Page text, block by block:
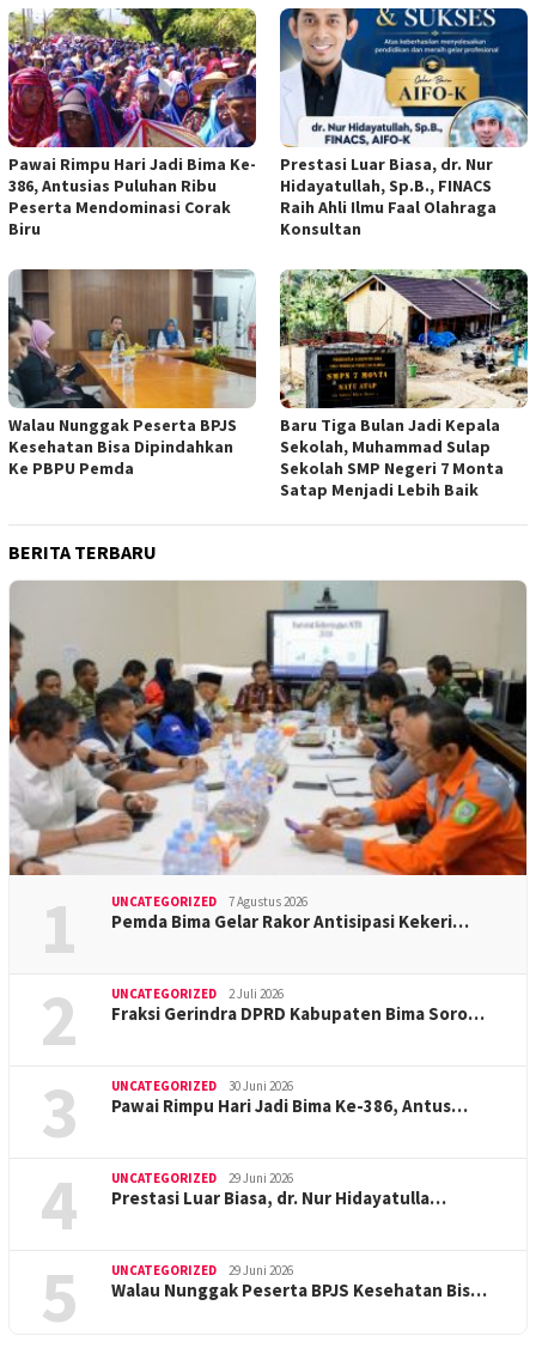
Pawai Rimpu Hari Jadi Bima Ke-
386, Antusias Puluhan Ribu
Peserta Mendominasi Corak
Biru
Prestasi Luar Biasa, dr. Nur
Hidayatullah, Sp.B., FINACS
Raih Ahli Ilmu Faal Olahraga
Konsultan
Walau Nunggak Peserta BPJS
Kesehatan Bisa Dipindahkan
Ke PBPU Pemda
Baru Tiga Bulan Jadi Kepala
Sekolah, Muhammad Sulap
Sekolah SMP Negeri 7 Monta
Satap Menjadi Lebih Baik
BERITA TERBARU
1 UNCATEGORIZED 7 Agustus 2026
Pemda Bima Gelar Rakor Antisipasi Kekeri…
2 UNCATEGORIZED 2 Juli 2026
Fraksi Gerindra DPRD Kabupaten Bima Soro…
3 UNCATEGORIZED 30 Juni 2026
Pawai Rimpu Hari Jadi Bima Ke-386, Antus…
4 UNCATEGORIZED 29 Juni 2026
Prestasi Luar Biasa, dr. Nur Hidayatulla…
5 UNCATEGORIZED 29 Juni 2026
Walau Nunggak Peserta BPJS Kesehatan Bis…